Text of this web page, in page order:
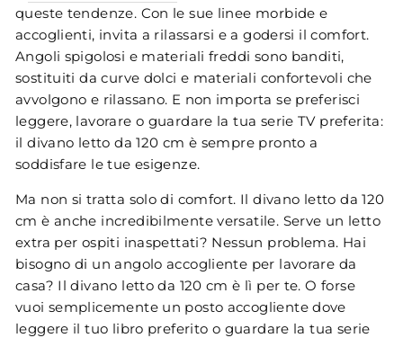
queste tendenze. Con le sue linee morbide e
accoglienti, invita a rilassarsi e a godersi il comfort.
Angoli spigolosi e materiali freddi sono banditi,
sostituiti da curve dolci e materiali confortevoli che
avvolgono e rilassano. E non importa se preferisci
leggere, lavorare o guardare la tua serie TV preferita:
il divano letto da 120 cm è sempre pronto a
soddisfare le tue esigenze.
Ma non si tratta solo di comfort. Il divano letto da 120
cm è anche incredibilmente versatile. Serve un letto
extra per ospiti inaspettati? Nessun problema. Hai
bisogno di un angolo accogliente per lavorare da
casa? Il divano letto da 120 cm è lì per te. O forse
vuoi semplicemente un posto accogliente dove
leggere il tuo libro preferito o guardare la tua serie